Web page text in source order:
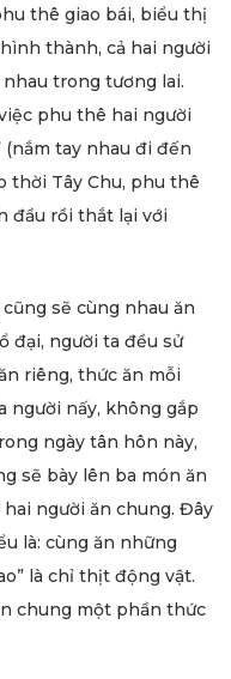
thê giao bái, biểu thị
thành, cả hai người
trong tương lai.
phu thê hai người
(nắm tay nhau đi đến
thời Tây Chu, phu thê
đầu rồi thắt lại với
sẽ cùng nhau ăn
đại, người ta đều sử
riêng, thức ăn mỗi
người nấy, không gắp
ngày tân hôn này,
sẽ bày lên ba món ăn
người ăn chung. Đây
là: cùng ăn những
là chỉ thịt động vật.
chung một phần thức